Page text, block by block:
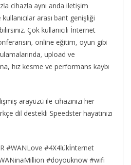
cihazla aynı anda iletişim
arası bant genişliği
Çok kullanıcılı İnternet
online eğitim, oyun gibi
upload ve
hız kesme ve performans kaybı
arayüzü ile cihazınızı her
dil destekli Speedster hayatınızı
#WANLove #4X4lükİnternet
#doyouknow #wifi